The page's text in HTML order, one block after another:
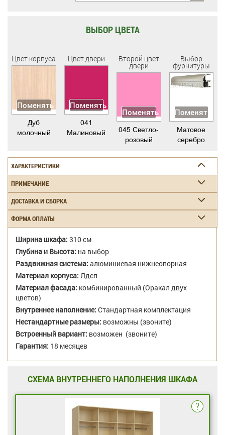
ВЫБОР ЦВЕТА
Цвет корпуса
Поменять
Дуб
молочный
Цвет двери
Поменять
041
Малиновый
Второй цвет
двери
Поменять
045 Светло-
розовый
Выбор
фурнитуры
Поменять
Матовое
серебро
ХАРАКТЕРИСТИКИ
ПРИМЕЧАНИЕ
ДОСТАВКА И СБОРКА
ФОРМА ОПЛАТЫ
Ширина шкафа: 310 см
Глубина и Высота: на выбор
Раздвижная система: алюминиевая нижнеопорная
Материал корпуса: Лдсп
Материал фасада: комбинированный (Оракал двух
цветов)
Внутреннее наполнение: Стандартная комплектация
Нестандартные размеры: возможны (звоните)
Встроенный вариант: возможен (звоните)
Гарантия: 18 месяцев
СХЕМА ВНУТРЕННЕГО НАПОЛНЕНИЯ ШКАФА